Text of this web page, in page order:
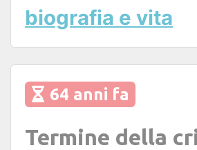
biografia e vita
64 anni fa
Termine della